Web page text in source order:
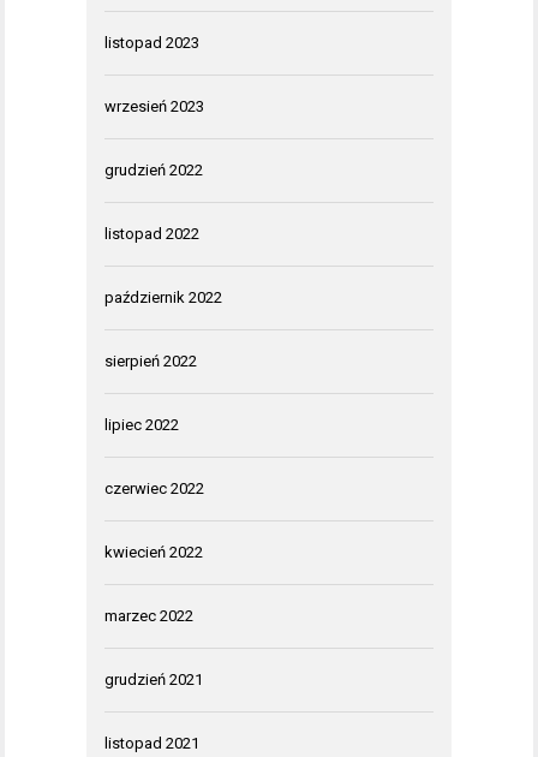
listopad 2023
wrzesień 2023
grudzień 2022
listopad 2022
październik 2022
sierpień 2022
lipiec 2022
czerwiec 2022
kwiecień 2022
marzec 2022
grudzień 2021
listopad 2021